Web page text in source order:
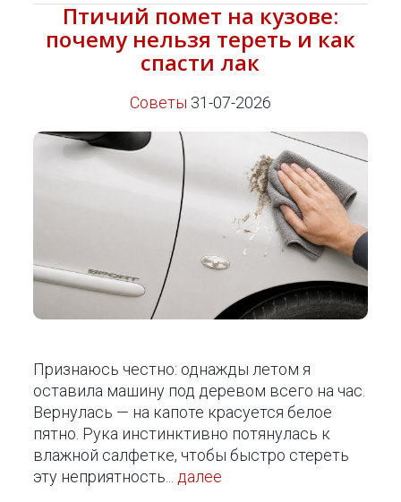
Птичий помет на кузове:
почему нельзя тереть и как
спасти лак
Советы 31-07-2026
Признаюсь честно: однажды летом я
оставила машину под деревом всего на час.
Вернулась — на капоте красуется белое
пятно. Рука инстинктивно потянулась к
влажной салфетке, чтобы быстро стереть
эту неприятность...далее